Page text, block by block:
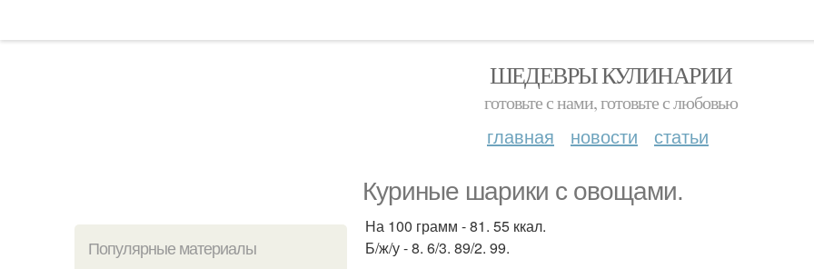
ШЕДЕВРЫ КУЛИНАРИИ
готовьте с нами, готовьте с любовью
главная новости статьи
Куриные шарики с овощами.
Популярные материалы
На 100 грамм - 81. 55 ккал.
Б/ж/у - 8. 6/3. 89/2. 99.